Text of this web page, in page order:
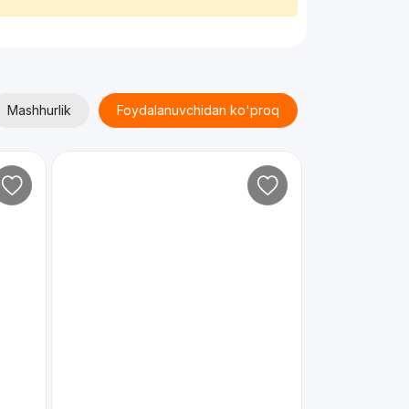
Mashhurlik Foydalanuvchidan ko'proq